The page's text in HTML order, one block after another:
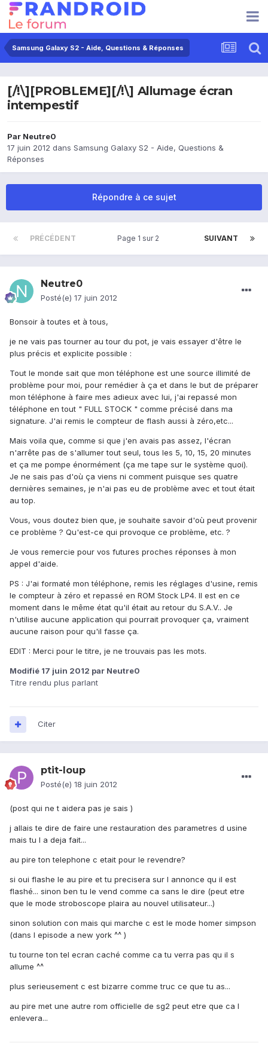
Samsung Galaxy S2 - Aide, Questions & Réponses
[/!\][PROBLEME][/!\] Allumage écran
intempestif
Par Neutre0
17 juin 2012 dans Samsung Galaxy S2 - Aide, Questions &
Réponses
Répondre à ce sujet
PRÉCÉDENT SUIVANT
Page 1 sur 2
Neutre0
Posté(e) 17 juin 2012
Bonsoir à toutes et à tous,
je ne vais pas tourner au tour du pot, je vais essayer d'être le
plus précis et explicite possible :
Tout le monde sait que mon téléphone est une source illimité de
problème pour moi, pour remédier à ça et dans le but de préparer
mon téléphone à faire mes adieux avec lui, j'ai repassé mon
téléphone en tout " FULL STOCK " comme précisé dans ma
signature. J'ai remis le compteur de flash aussi à zéro,etc...
Mais voila que, comme si que j'en avais pas assez, l'écran
n'arrête pas de s'allumer tout seul, tous les 5, 10, 15, 20 minutes
et ça me pompe énormément (ça me tape sur le système quoi).
Je ne sais pas d'où ça viens ni comment puisque ses quatre
dernières semaines, je n'ai pas eu de problème avec et tout était
au top.
Vous, vous doutez bien que, je souhaite savoir d'où peut provenir
ce problème ? Qu'est-ce qui provoque ce problème, etc. ?
Je vous remercie pour vos futures proches réponses à mon
appel d'aide.
PS : J'ai formaté mon téléphone, remis les réglages d'usine, remis
le compteur à zéro et repassé en ROM Stock LP4. Il est en ce
moment dans le même état qu'il était au retour du S.A.V.. Je
n'utilise aucune application qui pourrait provoquer ça, vraiment
aucune raison pour qu'il fasse ça.
EDIT : Merci pour le titre, je ne trouvais pas les mots.
Modifié 17 juin 2012 par Neutre0
Titre rendu plus parlant
Citer
ptit-loup
Posté(e) 18 juin 2012
(post qui ne t aidera pas je sais )
j allais te dire de faire une restauration des parametres d usine
mais tu l a deja fait...
au pire ton telephone c etait pour le revendre?
si oui flashe le au pire et tu precisera sur l annonce qu il est
flashé... sinon ben tu le vend comme ca sans le dire (peut etre
que le mode stroboscope plaira au nouvel utilisateur...)
sinon solution con mais qui marche c est le mode homer simpson
(dans l episode a new york ^^ )
tu tourne ton tel ecran caché comme ca tu verra pas qu il s
allume ^^
plus serieusement c est bizarre comme truc ce que tu as...
au pire met une autre rom officielle de sg2 peut etre que ca l
enlevera...